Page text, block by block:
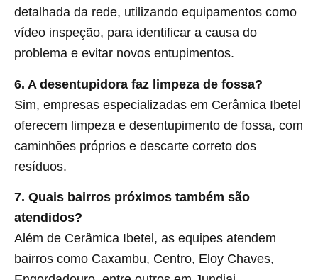
detalhada da rede, utilizando equipamentos como
vídeo inspeção, para identificar a causa do
problema e evitar novos entupimentos.
6. A desentupidora faz limpeza de fossa?
Sim, empresas especializadas em Cerâmica Ibetel
oferecem limpeza e desentupimento de fossa, com
caminhões próprios e descarte correto dos
resíduos.
7. Quais bairros próximos também são
atendidos?
Além de Cerâmica Ibetel, as equipes atendem
bairros como Caxambu, Centro, Eloy Chaves,